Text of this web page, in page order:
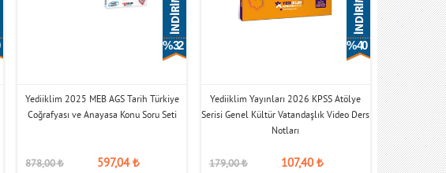
% 32
Yediiklim 2025 MEB AGS Tarih Türkiye
Coğrafyası ve Anayasa Konu Soru Seti
878,00₺ 597,04₺
% 40
Yediiklim Yayınları 2026 KPSS Atölye
Serisi Genel Kültür Vatandaşlık Video Ders
Notları
179,00₺ 107,40₺